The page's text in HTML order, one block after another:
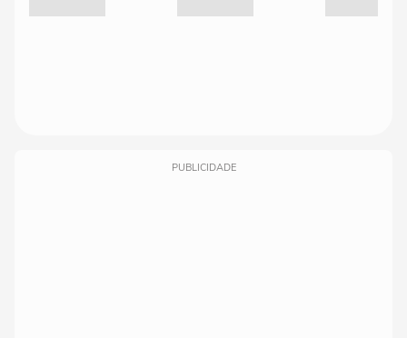
PUBLICIDADE